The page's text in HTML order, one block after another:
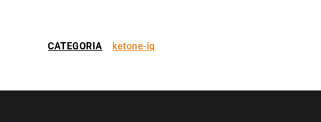
CATEGORIA ketone-iq